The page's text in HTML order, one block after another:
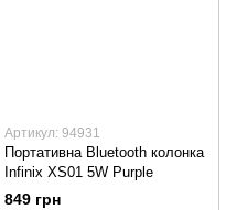
Артикул: 94931
Портативна Bluetooth колонка
Infinix XS01 5W Purple
849 грн